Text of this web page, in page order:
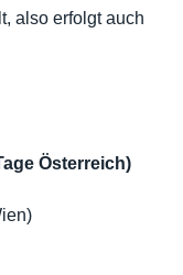
also erfolgt auch
Österreich)